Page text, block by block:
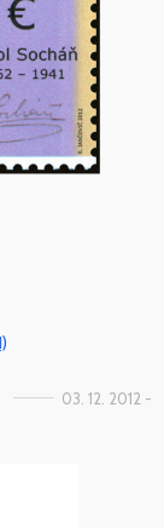
03. 12. 2012 -